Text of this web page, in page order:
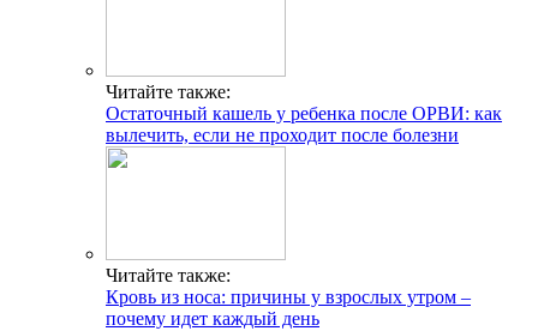
Читайте также:
Остаточный кашель у ребенка после ОРВИ: как
вылечить, если не проходит после болезни
Читайте также:
Кровь из носа: причины у взрослых утром –
почему идет каждый день